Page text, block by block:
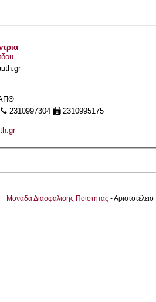
2310997304
2310995175
Μονάδα Διασφάλισης Ποιότητας -